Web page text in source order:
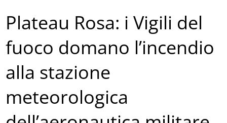
Plateau Rosa: i Vigili del
fuoco domano l’incendio
alla stazione
meteorologica